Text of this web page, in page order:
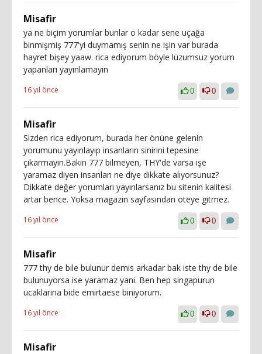
Misafir
ya ne biçim yorumlar bunlar o kadar sene uçağa
binmişmiş 777'yi duymamış senin ne işin var burada
hayret bişey yaaw. rica ediyorum böyle lüzumsuz yorum
yapanları yayınlamayın
16 yıl önce 0 0
Misafir
Sizden rica ediyorum, burada her önüne gelenin
yorumunu yayınlayıp insanların sinirini tepesine
çıkarmayın.Bakın 777 bilmeyen, THY'de varsa işe
yaramaz diyen insanları ne diye dikkate alıyorsunuz?
Dikkate değer yorumları yayınlarsanız bu sitenin kalitesi
artar bence. Yoksa magazin sayfasından öteye gitmez.
16 yıl önce 0 0
Misafir
777 thy de bile bulunur demis arkadar bak iste thy de bile
bulunuyorsa ise yaramaz yani. Ben hep singapurun
ucaklarina bide emirtaese biniyorum.
16 yıl önce 0 0
Misafir